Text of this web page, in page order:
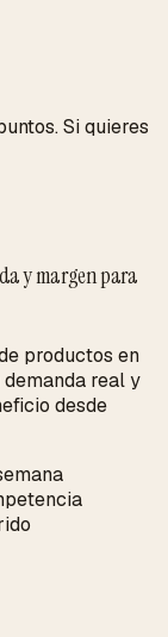
Si quieres
y margen para
productos en
real y
desde